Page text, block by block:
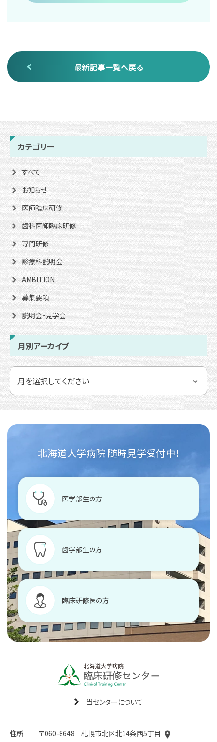
最新記事一覧へ戻る
カテゴリー
すべて
お知らせ
医師臨床研修
歯科医師臨床研修
専門研修
診療科説明会
AMBITION
募集要項
説明会・見学会
月別アーカイブ
北海道大学病院 随時見学受付中！
医学部生の方
歯学部生の方
臨床研修医の方
当センターについて
住所 〒060-8648 札幌市北区北14条西5丁目